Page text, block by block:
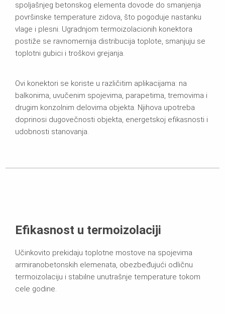
spoljašnjeg betonskog elementa dovode do smanjenja
površinske temperature zidova, što pogoduje nastanku
vlage i plesni. Ugradnjom termoizolacionih konektora
postiže se ravnomernija distribucija toplote, smanjuju se
toplotni gubici i troškovi grejanja.
Ovi konektori se koriste u različitim aplikacijama: na
balkonima, uvučenim spojevima, parapetima, tremovima i
drugim konzolnim delovima objekta. Njihova upotreba
doprinosi dugovečnosti objekta, energetskoj efikasnosti i
udobnosti stanovanja.
Efikasnost u termoizolaciji
Učinkovito prekidaju toplotne mostove na spojevima
armiranobetonskih elemenata, obezbeđujući odličnu
termoizolaciju i stabilne unutrašnje temperature tokom
cele godine.